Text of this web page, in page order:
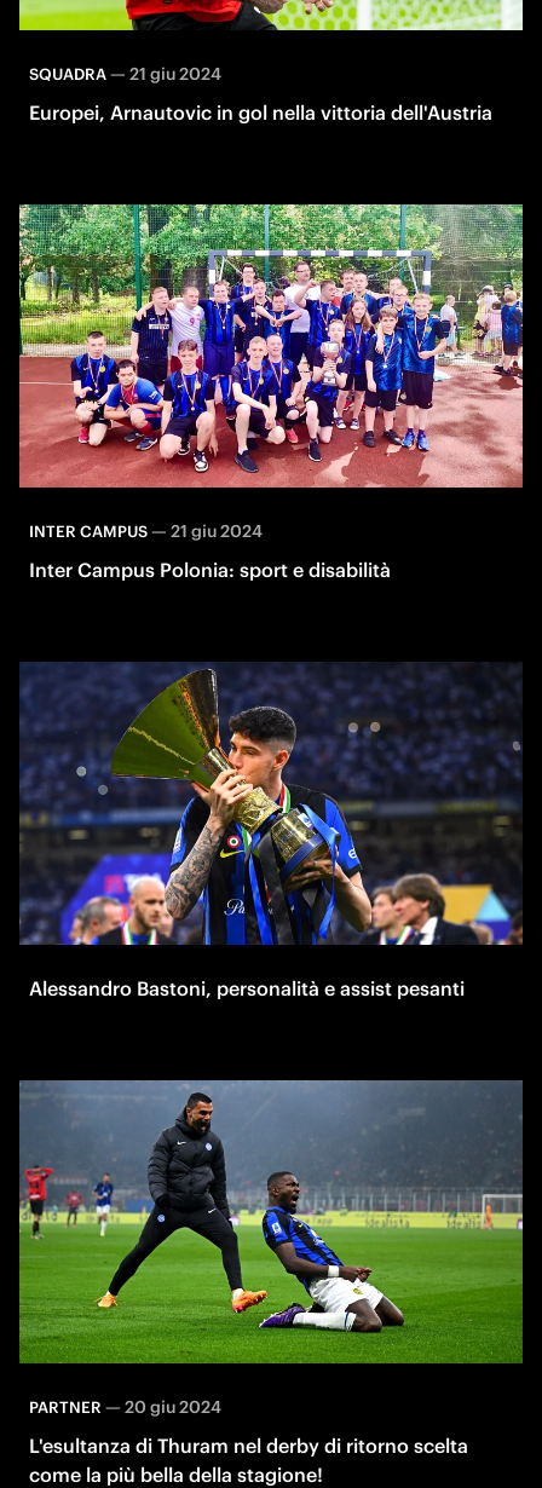
SQUADRA— 21 giu 2024
Europei, Arnautovic in gol nella vittoria dell'Austria
INTER CAMPUS— 21 giu 2024
Inter Campus Polonia: sport e disabilità
Alessandro Bastoni, personalità e assist pesanti
PARTNER — 20 giu 2024
L'esultanza di Thuram nel derby di ritorno scelta
come la più bella della stagione!